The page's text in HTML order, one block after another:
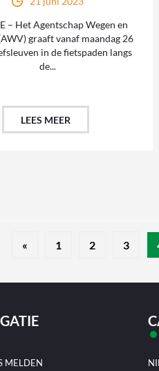
– Het Agentschap Wegen en
graaft vanaf maandag 26
in de fietspaden langs
de...
LEES MEER
« 1 2 3
MELDEN